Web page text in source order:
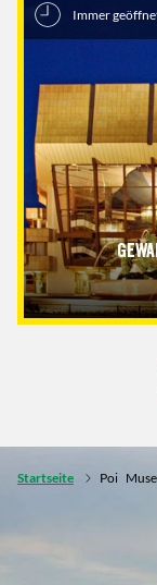
Immer
Startseite Poi